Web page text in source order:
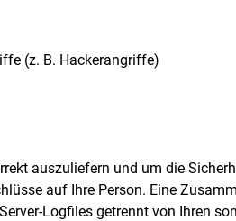
(z. B. Hackerangriffe)
auszuliefern und um die
auf Ihre Person. Eine
Logfiles getrennt von Ihren